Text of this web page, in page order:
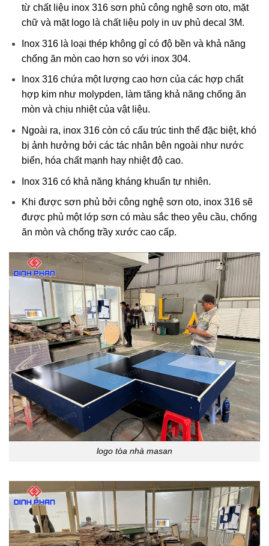
từ chất liệu inox 316 sơn phủ công nghệ sơn oto, mặt
chữ và mặt logo là chất liệu poly in uv phủ decal 3M.
Inox 316 là loại thép không gỉ có độ bền và khả năng
chống ăn mòn cao hơn so với inox 304.
Inox 316 chứa một lượng cao hơn của các hợp chất
hợp kim như molypden, làm tăng khả năng chống ăn
mòn và chịu nhiệt của vật liệu.
Ngoài ra, inox 316 còn có cấu trúc tinh thể đặc biệt, khó
bị ảnh hưởng bởi các tác nhân bên ngoài như nước
biển, hóa chất mạnh hay nhiệt độ cao.
Inox 316 có khả năng kháng khuẩn tự nhiên.
Khi được sơn phủ bởi công nghệ sơn oto, inox 316 sẽ
được phủ một lớp sơn có màu sắc theo yêu cầu, chống
ăn mòn và chống trầy xước cao cấp.
logo tòa nhà masan